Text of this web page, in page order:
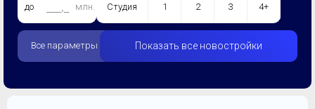
до млн. Студия 1 2 3 4+
Все параметры Показать все новостройки